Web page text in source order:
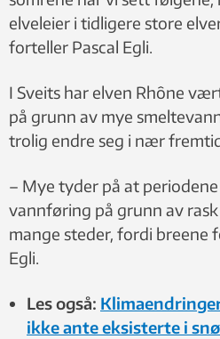
elveleier i tidligere store
forteller Pascal Egli.
I Sveits har elven Rhône
på grunn av mye
trolig endre seg i nær
– Mye tyder på at
vannføring på grunn av
mange steder, fordi breene
Egli.
Les også:
ikke ante eksisterte i